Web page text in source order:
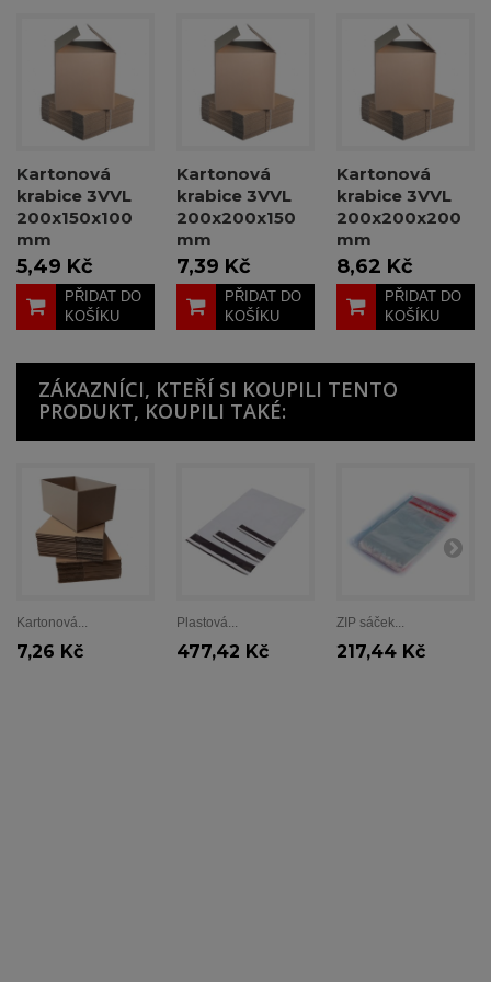
Kartonová
krabice 3VVL
200x150x100
mm
5,49 Kč
PŘIDAT DO
KOŠÍKU
Kartonová
krabice 3VVL
200x200x150
mm
7,39 Kč
PŘIDAT DO
KOŠÍKU
Kartonová
krabice 3VVL
200x200x200
mm
8,62 Kč
PŘIDAT DO
KOŠÍKU
ZÁKAZNÍCI, KTEŘÍ SI KOUPILI TENTO
PRODUKT, KOUPILI TAKÉ:
Kartonová...
7,26 Kč
Plastová...
477,42 Kč
ZIP sáček...
217,44 Kč